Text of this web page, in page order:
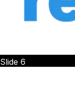
Slide 6